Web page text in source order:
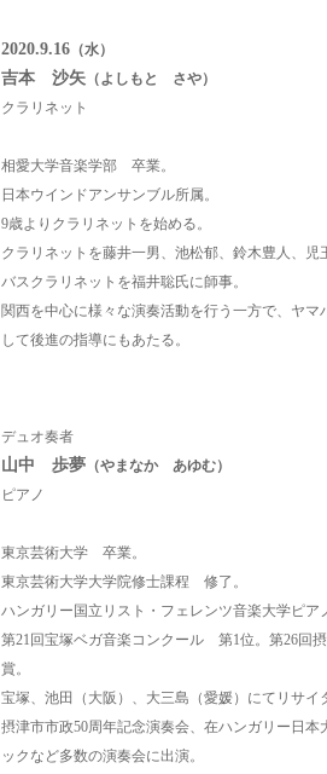
2020.9.16 （水）
吉本 沙矢 （よしもと さや）
クラリネット
相愛大学音楽学部 卒業。
日本ウインドアンサンブル所属。
9歳よりクラリネットを始める。
クラリネットを藤井一男、池松郁、鈴木豊人、児
バスクラリネットを福井聡氏に師事。
関西を中心に様々な演奏活動を行う一方で、ヤマ
して後進の指導にもあたる。
デュオ奏者
山中 歩夢 （やまなか あゆむ）
ピアノ
東京芸術大学 卒業。
東京芸術大学大学院修士課程 修了。
ハンガリー国立リスト・フェレンツ音楽大学ピ
第21回宝塚ベガ音楽コンクール 第1位。 第26回
賞。
宝塚、池田（大阪）、大三島（愛媛）にてリサイ
摂津市市政50周年記念演奏会、在ハンガリー日本
ック など多数の演奏会に出演。